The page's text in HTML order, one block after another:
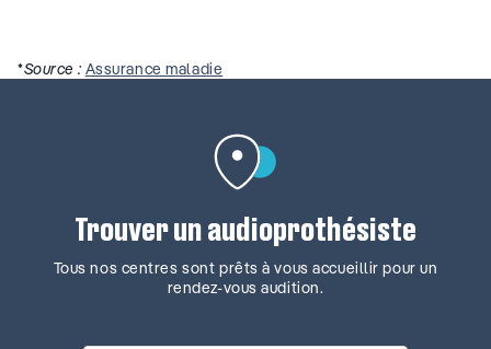
*Source : Assurance maladie
Trouver un audioprothésiste
Tous nos centres sont prêts à vous accueillir pour un
rendez-vous audition.